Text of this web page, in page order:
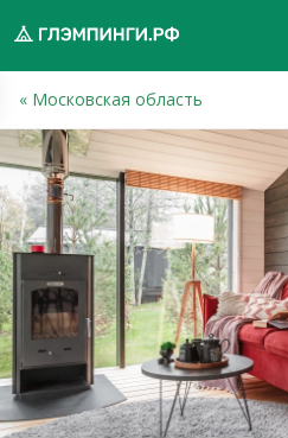
Мои
Подарочные
« Московская область